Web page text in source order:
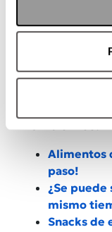
Alimentos
paso!
¿Se
mismo
Snacks de